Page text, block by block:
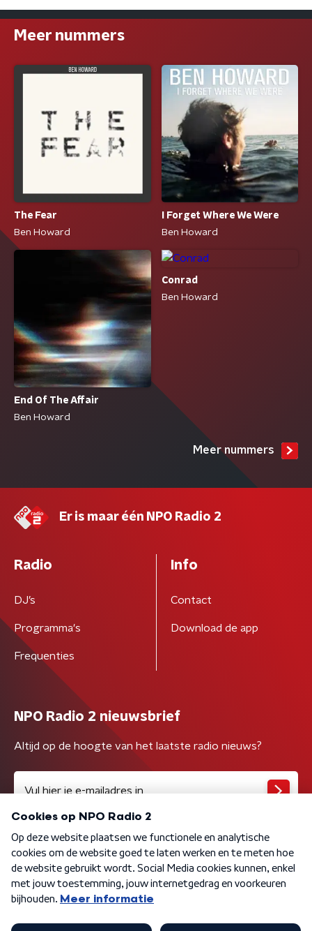
Meer nummers
The Fear
Ben Howard
I Forget Where We Were
Ben Howard
End Of The Affair
Ben Howard
Conrad
Ben Howard
Meer nummers
Er is maar één NPO Radio 2
Radio
DJ’s
Programma's
Frequenties
Info
Contact
Download de app
NPO Radio 2 nieuwsbrief
Altijd op de hoogte van het laatste radio nieuws?
Algemene voorwaarden Privacybeleid